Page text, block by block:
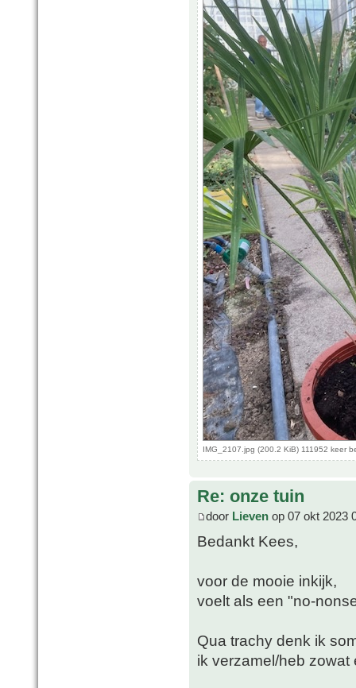
IMG_2107.jpg (200.2 KiB) 111952 keer
Re: onze tuin
door Lieven op 07 okt 2023
Bedankt Kees,
voor de mooie inkijk,
voelt als een "no-
Qua trachy denk ik
ik verzamel/heb zowat